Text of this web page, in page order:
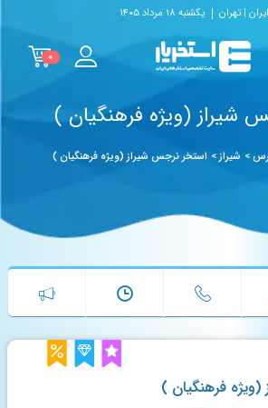
ایران | تهران یکشنبه ۱۸ مرداد ۱۴۰۵
۰
شیراز (ویژه فرهنگیان )
> شیراز> استخر نرجس شیراز (ویژه فرهنگیان )
فرهنگیان )